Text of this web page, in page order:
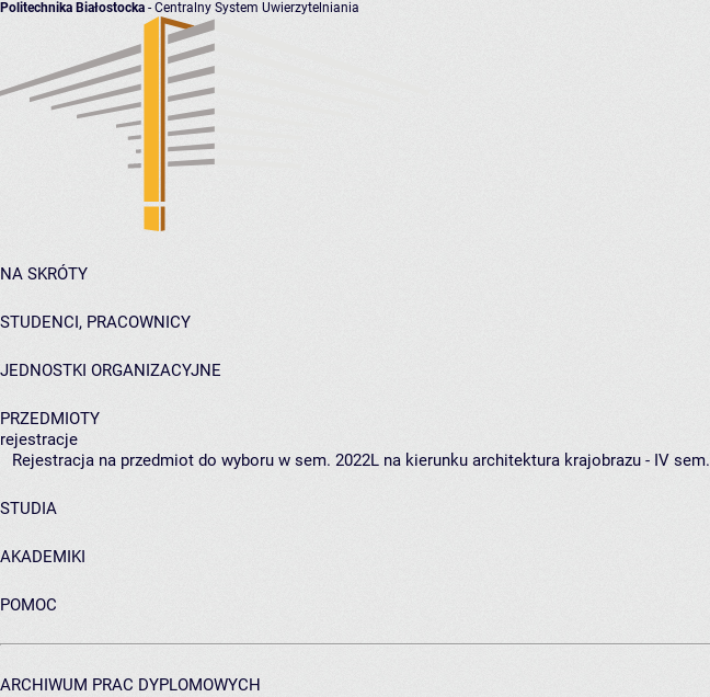
Politechnika Białostocka - Centralny System Uwierzytelniania
NA SKRÓTY
STUDENCI, PRACOWNICY
JEDNOSTKI ORGANIZACYJNE
PRZEDMIOTY
rejestracje
Rejestracja na przedmiot do wyboru w sem. 2022L na kierunku architektura krajobrazu - IV sem.
STUDIA
AKADEMIKI
POMOC
ARCHIWUM PRAC DYPLOMOWYCH